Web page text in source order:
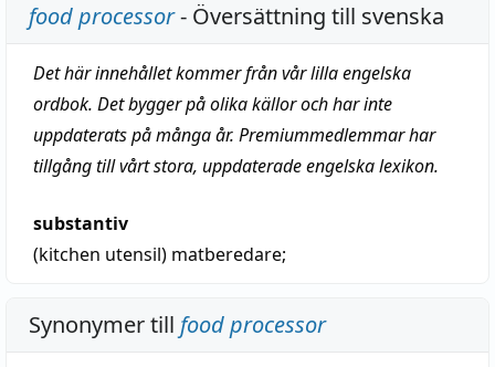
food processor- Översättning till svenska
Det här innehållet kommer från vår lilla engelska
ordbok. Det bygger på olika källor och har inte
uppdaterats på många år. Premiummedlemmar har
tillgång till vårt stora, uppdaterade engelska lexikon.
substantiv
(kitchen utensil) matberedare;
Synonymer till food processor